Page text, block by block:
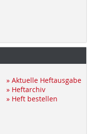
» Aktuelle Heftausgabe
» Heftarchiv
» Heft bestellen